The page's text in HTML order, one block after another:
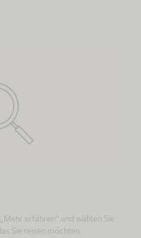
erfahren“ und wählen Sie
Sie reisen möchten.